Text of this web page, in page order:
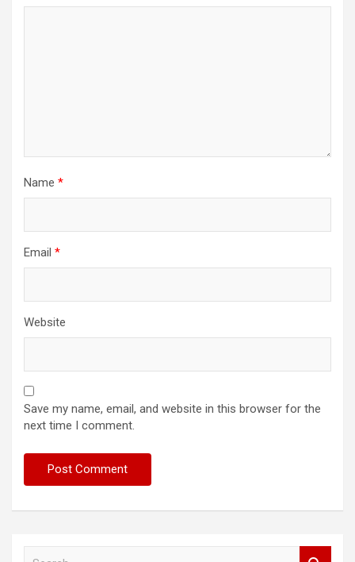
Name *
Email *
Website
Save my name, email, and website in this browser for the
next time I comment.